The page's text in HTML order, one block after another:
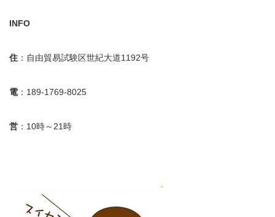
INFO
住 ：自由貿易試験区世紀大道1192号
電 ：189-1769-8025
営 ：10時～21時